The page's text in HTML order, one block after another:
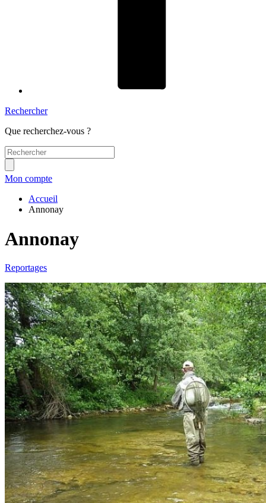
Rechercher
Que recherchez-vous ?
Mon compte
Accueil
Annonay
Annonay
Reportages